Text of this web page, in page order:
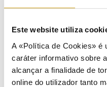
Este website utiliza
A «Política de Cookies» é
caráter informativo sobre
alcançar a finalidade de
online do utilizador tanto
« Previous
1 2 3